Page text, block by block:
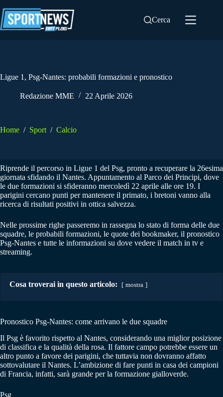
al
contenuto
Cerca
Ligue 1, Psg-Nantes: probabili formazioni e pronostico
Redazione MME 22 Aprile 2026
Home / Sport / Calcio
Riprende il percorso in Ligue 1 del Psg, pronto a recuperare la 26esima
giornata sfidando il Nantes. Appuntamento al Parco dei Principi, dove
le due formazioni si sfideranno mercoledì 22 aprile alle ore 19. I
parigini cercano punti per mantenere il primato, i bretoni vanno alla
ricerca di risultati positivi in ottica salvezza.
Nelle prossime righe passeremo in rassegna lo stato di forma delle due
squadre, le probabili formazioni, le quote dei bookmaker, il pronostico
Psg-Nantes e tutte le informazioni su dove vedere il match in tv e
streaming.
Cosa troverai in questo articolo: mostra
Pronostico Psg-Nantes: come arrivano le due squadre
Il Psg è favorito rispetto al Nantes, considerando una miglior posizione
di classifica e la qualità della rosa. Il fattore campo potrebbe essere un
altro punto a favore dei parigini, che tuttavia non dovranno affatto
sottovalutare il Nantes. L’ambizione di fare punti in casa dei campioni
di Francia, infatti, sarà grande per la formazione gialloverde.
Psg